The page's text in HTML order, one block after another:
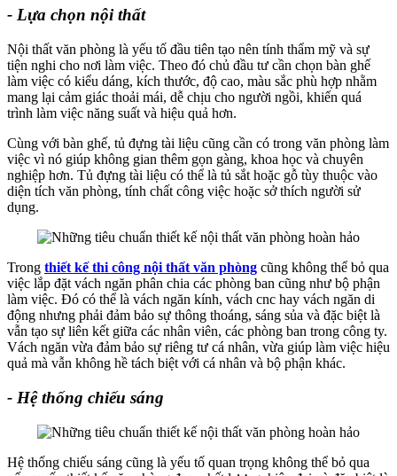
- Lựa chọn nội thất
Nội thất văn phòng là yếu tố đầu tiên tạo nên tính thẩm mỹ và sự
tiện nghi cho nơi làm việc. Theo đó chủ đầu tư cần chọn bàn ghế
làm việc có kiểu dáng, kích thước, độ cao, màu sắc phù hợp nhằm
mang lại cảm giác thoải mái, dễ chịu cho người ngồi, khiến quá
trình làm việc năng suất và hiệu quả hơn.
Cùng với bàn ghế, tủ đựng tài liệu cũng cần có trong văn phòng làm
việc vì nó giúp không gian thêm gọn gàng, khoa học và chuyên
nghiệp hơn. Tủ đựng tài liệu có thể là tủ sắt hoặc gỗ tùy thuộc vào
diện tích văn phòng, tính chất công việc hoặc sở thích người sử
dụng.
Trong thiết kế thi công nội thất văn phòng cũng không thể bỏ qua
việc lắp đặt vách ngăn phân chia các phòng ban cũng như bộ phận
làm việc. Đó có thể là vách ngăn kính, vách cnc hay vách ngăn di
động nhưng phải đảm bảo sự thông thoáng, sáng sủa và đặc biệt là
vẫn tạo sự liên kết giữa các nhân viên, các phòng ban trong công ty.
Vách ngăn vừa đảm bảo sự riêng tư cá nhân, vừa giúp làm việc hiệu
quả mà vẫn không hề tách biệt với cá nhân và bộ phận khác.
- Hệ thống chiếu sáng
Hệ thống chiếu sáng cũng là yếu tố quan trọng không thể bỏ qua